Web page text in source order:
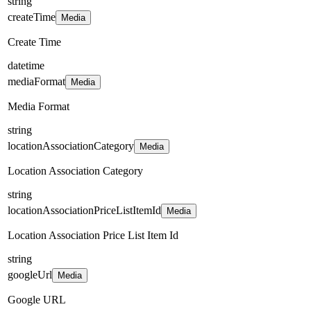
createTime
Media
Create Time
datetime
mediaFormat
Media
Media Format
string
locationAssociationCategory
Media
Location Association Category
string
locationAssociationPriceListItemId
Media
Location Association Price List Item Id
string
googleUrl
Media
Google URL